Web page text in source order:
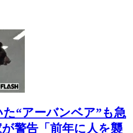
た“アーバンベア”も急
警告「前年に人を襲